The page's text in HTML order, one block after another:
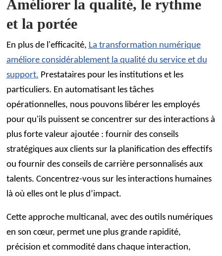
Améliorer la qualité, le rythme
et la portée
En plus de l'efficacité, La transformation numérique
améliore considérablement la qualité du service et du
support. Prestataires pour les institutions et les
particuliers. En automatisant les tâches
opérationnelles, nous pouvons libérer les employés
pour qu'ils puissent se concentrer sur des interactions à
plus forte valeur ajoutée : fournir des conseils
stratégiques aux clients sur la planification des effectifs
ou fournir des conseils de carrière personnalisés aux
talents. Concentrez-vous sur les interactions humaines
là où elles ont le plus d’impact.
Cette approche multicanal, avec des outils numériques
en son cœur, permet une plus grande rapidité,
précision et commodité dans chaque interaction,